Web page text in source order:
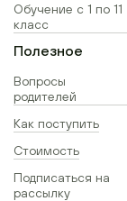
Обучение с 1 по 11
класс
Полезное
Вопросы
родителей
Как поступить
Стоимость
Подписаться на
рассылку